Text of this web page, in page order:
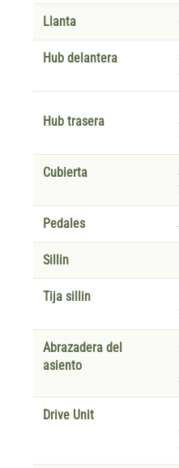
Llanta
Hub delantera
Hub trasera
Cubierta
Pedales
Sillin
Tija sillin
Abrazadera del
asiento
Drive Unit